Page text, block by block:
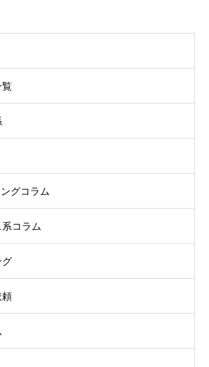
覧
グコラム
コラム
グ
頼